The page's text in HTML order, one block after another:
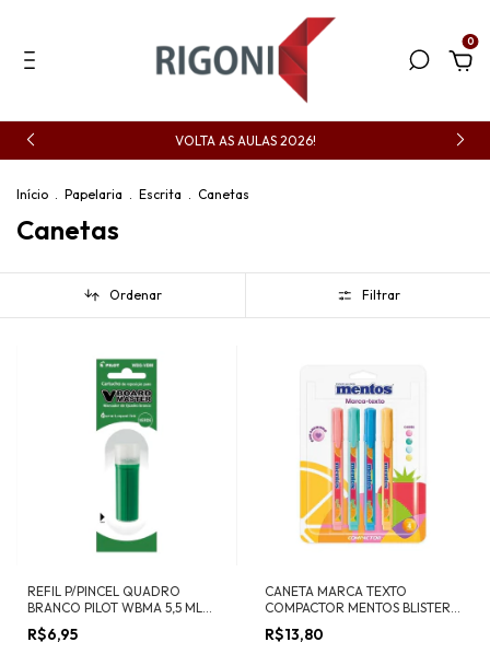
0
VOLTA AS AULAS 2026!
Início . Papelaria . Escrita . Canetas
Canetas
Ordenar Filtrar
REFIL P/PINCEL QUADRO
BRANCO PILOT WBMA 5,5 ML
VERDE
R$6,95
CANETA MARCA TEXTO
COMPACTOR MENTOS BLISTER
C/4 UND
R$13,80